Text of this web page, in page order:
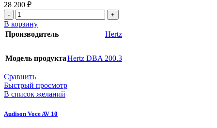
28 200 ₽
В корзину
Производитель
Hertz
Модель продуктаHertz DBA 200.3
Сравнить
Быстрый просмотр
В список желаний
Audison Voce AV 10